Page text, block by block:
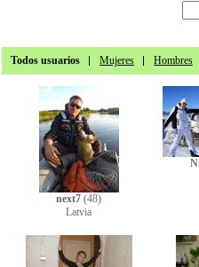
Todos usuarios Mujeres Hombres
next7 (48)
Latvia